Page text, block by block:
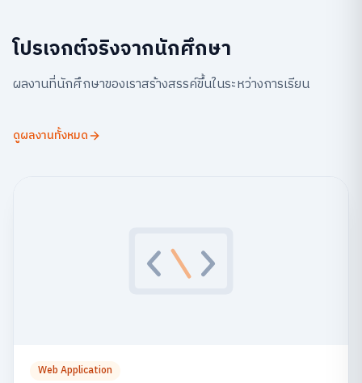
โปรเจกต์จริงจากนักศึกษา
ผลงานที่นักศึกษาของเราสร้างสรรค์ขึ้นในระหว่างการเรียน
ดูผลงานทั้งหมด
Web Application